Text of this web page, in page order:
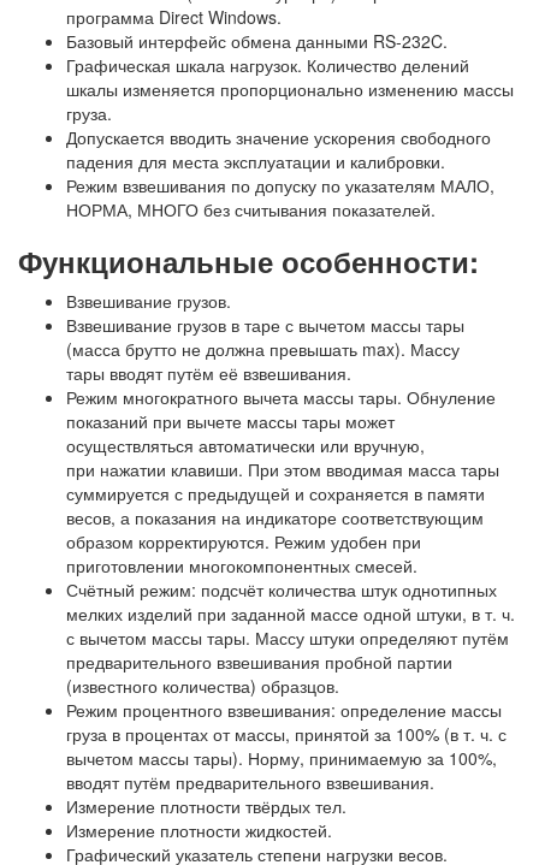
программа Direct Windows.
Базовый интерфейс обмена данными RS-232C.
Графическая шкала нагрузок. Количество делений
шкалы изменяется пропорционально изменению массы
груза.
Допускается вводить значение ускорения свободного
падения для места эксплуатации и калибровки.
Режим взвешивания по допуску по указателям МАЛО,
НОРМА, МНОГО без считывания показателей.
Функциональные особенности:
Взвешивание грузов.
Взвешивание грузов в таре с вычетом массы тары
(масса брутто не должна превышать max). Массу
тары вводят путём её взвешивания.
Режим многократного вычета массы тары. Обнуление
показаний при вычете массы тары может
осуществляться автоматически или вручную,
при нажатии клавиши. При этом вводимая масса тары
суммируется с предыдущей и сохраняется в памяти
весов, а показания на индикаторе соответствующим
образом корректируются. Режим удобен при
приготовлении многокомпонентных смесей.
Счётный режим: подсчёт количества штук однотипных
мелких изделий при заданной массе одной штуки, в т. ч.
с вычетом массы тары. Массу штуки определяют путём
предварительного взвешивания пробной партии
(известного количества) образцов.
Режим процентного взвешивания: определение массы
груза в процентах от массы, принятой за 100% (в т. ч. с
вычетом массы тары). Норму, принимаемую за 100%,
вводят путём предварительного взвешивания.
Измерение плотности твёрдых тел.
Измерение плотности жидкостей.
Графический указатель степени нагрузки весов.